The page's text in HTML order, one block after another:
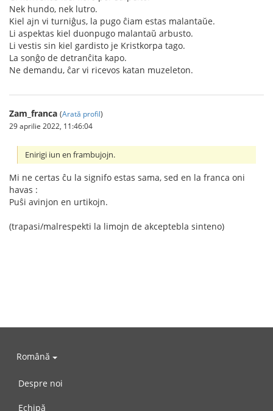
Nek hundo, nek lutro.
Kiel ajn vi turniĝus, la pugo ĉiam estas malantaŭe.
Li aspektas kiel duonpugo malantaŭ arbusto.
Li vestis sin kiel gardisto je Kristkorpa tago.
La sonĝo de detranĉita kapo.
Ne demandu, ĉar vi ricevos katan muzeleton.
Zam_franca (Arată profil)
29 aprilie 2022, 11:46:04
Enirigi iun en frambujojn.
Mi ne certas ĉu la signifo estas sama, sed en la franca oni
havas :
Puŝi avinjon en urtikojn.
(trapasi/malrespekti la limojn de akceptebla sinteno)
Română
Despre noi
Echipă